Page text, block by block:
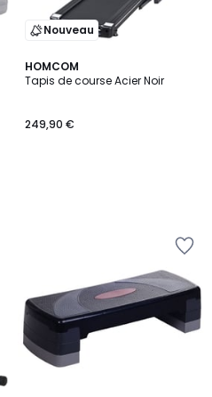
Nouveau
HOMCOM
Tapis de course Acier Noir
249,90 €